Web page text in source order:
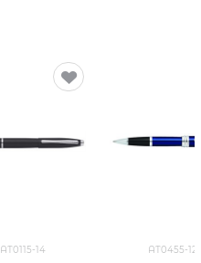
AT0115-14 AT0455-12